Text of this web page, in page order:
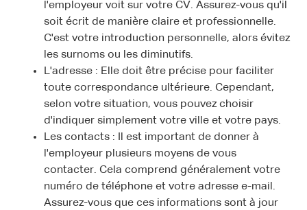
l'employeur voit sur votre CV. Assurez-vous qu'il
soit écrit de manière claire et professionnelle.
C'est votre introduction personnelle, alors évitez
les surnoms ou les diminutifs.
L'adresse : Elle doit être précise pour faciliter
toute correspondance ultérieure. Cependant,
selon votre situation, vous pouvez choisir
d'indiquer simplement votre ville et votre pays.
Les contacts : Il est important de donner à
l'employeur plusieurs moyens de vous
contacter. Cela comprend généralement votre
numéro de téléphone et votre adresse e-mail.
Assurez-vous que ces informations sont à jour